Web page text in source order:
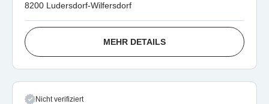
8200 Ludersdorf-Wilfersdorf
MEHR DETAILS
Nicht verifiziert